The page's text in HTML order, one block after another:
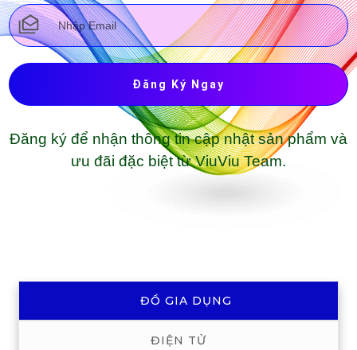
Đăng Ký Ngay
Đăng ký để nhận thông tin cập nhật sản phẩm và
ưu đãi đặc biệt từ ViuViu Team.
ĐỒ GIA DỤNG
ĐIỆN TỬ